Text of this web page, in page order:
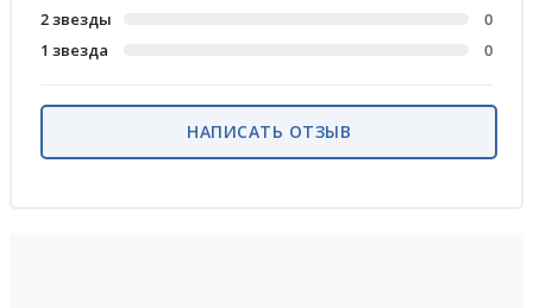
2 звезды
0
1 звезда
0
НАПИСАТЬ ОТЗЫВ